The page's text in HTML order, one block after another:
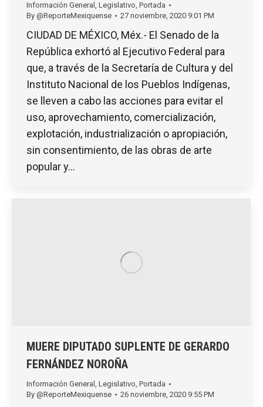
Información General , Legislativo, Portada
By @ReporteMexiquense 27 noviembre, 2020 9:01 PM
CIUDAD DE MÉXICO, Méx.- El Senado de la
República exhortó al Ejecutivo Federal para
que, a través de la Secretaría de Cultura y del
Instituto Nacional de los Pueblos Indígenas,
se lleven a cabo las acciones para evitar el
uso, aprovechamiento, comercialización,
explotación, industrialización o apropiación,
sin consentimiento, de las obras de arte
popular y…
MUERE DIPUTADO SUPLENTE DE GERARDO
FERNÁNDEZ NOROÑA
Información General , Legislativo, Portada
By @ReporteMexiquense 26 noviembre, 2020 9:55 PM